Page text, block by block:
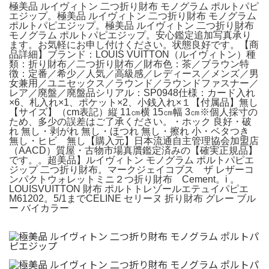
極美品 ルイヴィトン 二つ折り財布 モノグラム ポルトパピ
エジップ。極美品 ルイヴィトン 二つ折り財布 モノグラム
ポルトパピエジップ。極美品 ルイヴィトン 二つ折り財布
モノグラム ポルトパピエジップ。安心鑑定追加写真承り
ます。お気軽にお申し付けください。状態良好です。【商
品詳細】ブランド：LOUIS VUITTON（ルイヴィトン）種
類：折り財布／二つ折り財布／財布色：茶／ブラウン特
徴：定番／希少／人気／高級感／レディース／メンズ／男
女兼用／ユニセックス／ラウンド／ラウンドファスナー／
レア／廃盤／廃盤品シリアル：SP0948仕様：カード入れ
×6、札入れ×1、ポケット×2、小銭入れ×１【付属品】無し
【サイズ】（cm表記）縦 11㎝横 15㎝幅 3㎝※個人採寸の
ため、多少の誤差はご了承ください。・ホック 良好・破
れ 無し・剥がれ 無し・ほつれ 無し・擦れ 小・ベタつき
無し・ヒビ 無し【購入元】日本流通自主管理協会加盟店
（AACD）質屋・古物市場真贋鑑定済みの【確実正規品】
です。。超美品】ルイヴィトン モノグラム ポルトパピエ
ジップ 二つ折り財布。マークジェイコブス ザ レザーコ
ンパクトウォレットミニ２つ折り財布 Cement。i 。
LOUISVUITTON 財布 ポルトトレゾールエテュイパピエ
M61202。5/1までCELINE セリーヌ 折り財布 グレー ブル
ー バイカラー